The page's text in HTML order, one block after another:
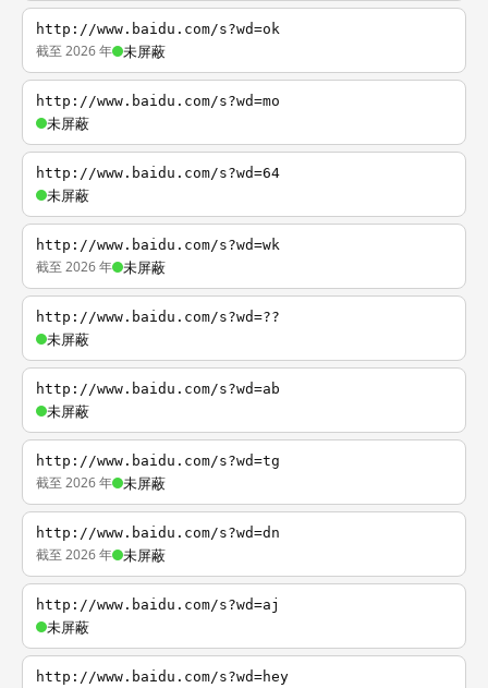
http://www.baidu.com/s?wd=ok
截至 2026 年 未屏蔽
http://www.baidu.com/s?wd=mo
未屏蔽
http://www.baidu.com/s?wd=64
未屏蔽
http://www.baidu.com/s?wd=wk
截至 2026 年 未屏蔽
http://www.baidu.com/s?wd=??
未屏蔽
http://www.baidu.com/s?wd=ab
未屏蔽
http://www.baidu.com/s?wd=tg
截至 2026 年 未屏蔽
http://www.baidu.com/s?wd=dn
截至 2026 年 未屏蔽
http://www.baidu.com/s?wd=aj
未屏蔽
http://www.baidu.com/s?wd=hey